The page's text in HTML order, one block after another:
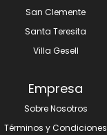
San Clemente
Santa Teresita
Villa Gesell
Empresa
Sobre Nosotros
Términos y Condiciones